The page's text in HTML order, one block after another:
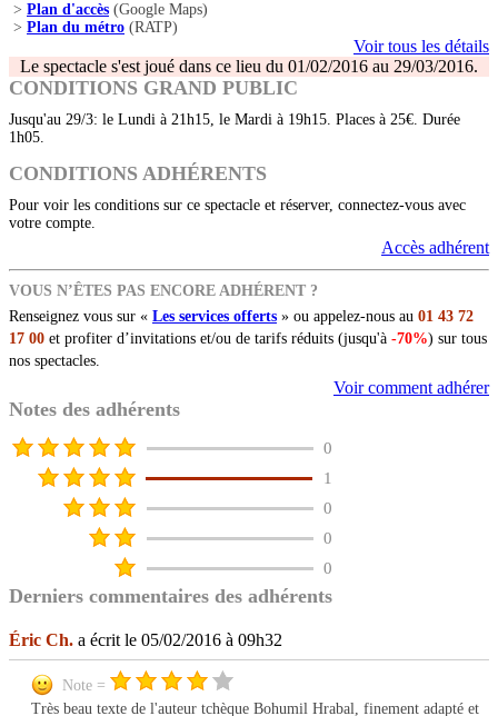
> Plan d'accès (Google Maps)
> Plan du métro (RATP)
Voir tous les détails
Le spectacle s'est joué dans ce lieu du 01/02/2016 au 29/03/2016.
CONDITIONS GRAND PUBLIC
Jusqu'au 29/3: le Lundi à 21h15, le Mardi à 19h15. Places à 25€. Durée
1h05.
CONDITIONS ADHÉRENTS
Pour voir les conditions sur ce spectacle et réserver, connectez-vous avec
votre compte.
Accès adhérent
VOUS N’ÊTES PAS ENCORE ADHÉRENT ?
Renseignez vous sur « Les services offerts » ou appelez-nous au 01 43 72
17 00 et profiter d’invitations et/ou de tarifs réduits (jusqu'à -70%) sur tous
nos spectacles.
Voir comment adhérer
Notes des adhérents
0
1
0
0
0
Derniers commentaires des adhérents
Éric Ch. a écrit le 05/02/2016 à 09h32
Note =
Très beau texte de l'auteur tchèque Bohumil Hrabal, finement adapté et